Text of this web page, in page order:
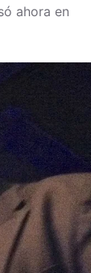
ahora en